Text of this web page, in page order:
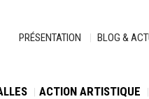
PRÉSENTATION BLOG &
ACTION ARTISTIQUE